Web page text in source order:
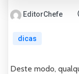
EditorChefe
dicas
Deste modo,